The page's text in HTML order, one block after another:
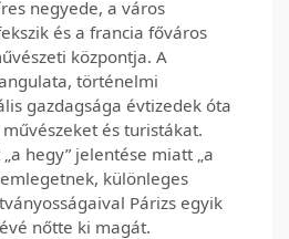
negyede, a város
és a francia főváros
központja. A
történelmi
gazdagsága évtizedek óta
és turistákat.
hegy” jelentése miatt „a
különleges
Párizs egyik
nőtte ki magát.